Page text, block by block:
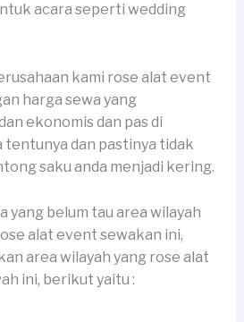
acara seperti wedding
kami rose alat event
harga sewa yang
ekonomis dan pas di
dan pastinya tidak
saku anda menjadi kering.
yang belum tau area wilayah
alat event sewakan ini,
area wilayah yang rose alat
ini, berikut yaitu :